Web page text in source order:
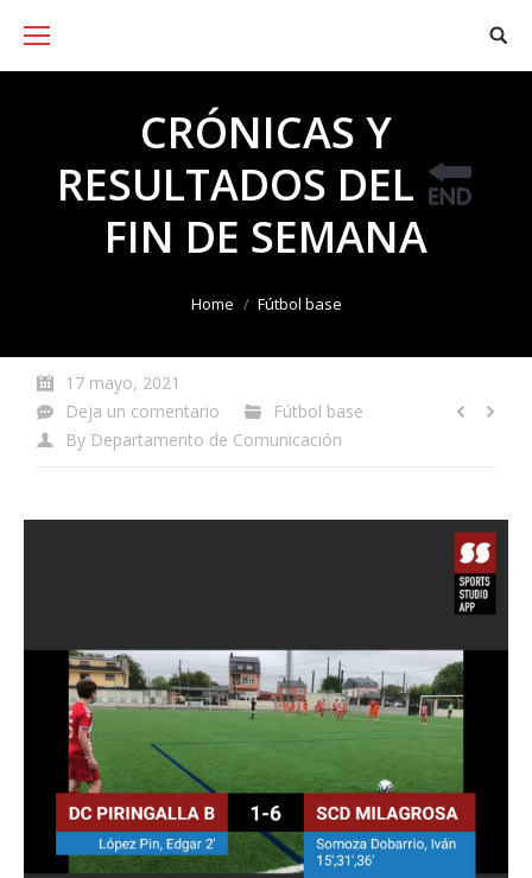
CRÓNICAS Y
RESULTADOS DEL
FIN DE SEMANA
Home Fútbol base
17 mayo, 2021
Deja un comentario
Fútbol base
By Departamento de Comunicación